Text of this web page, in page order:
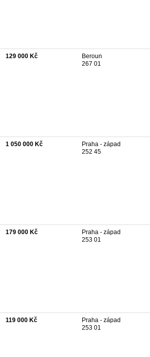
129 000 Kč
Beroun
267 01
1 050 000 Kč
Praha - západ
252 45
179 000 Kč
Praha - západ
253 01
119 000 Kč
Praha - západ
253 01